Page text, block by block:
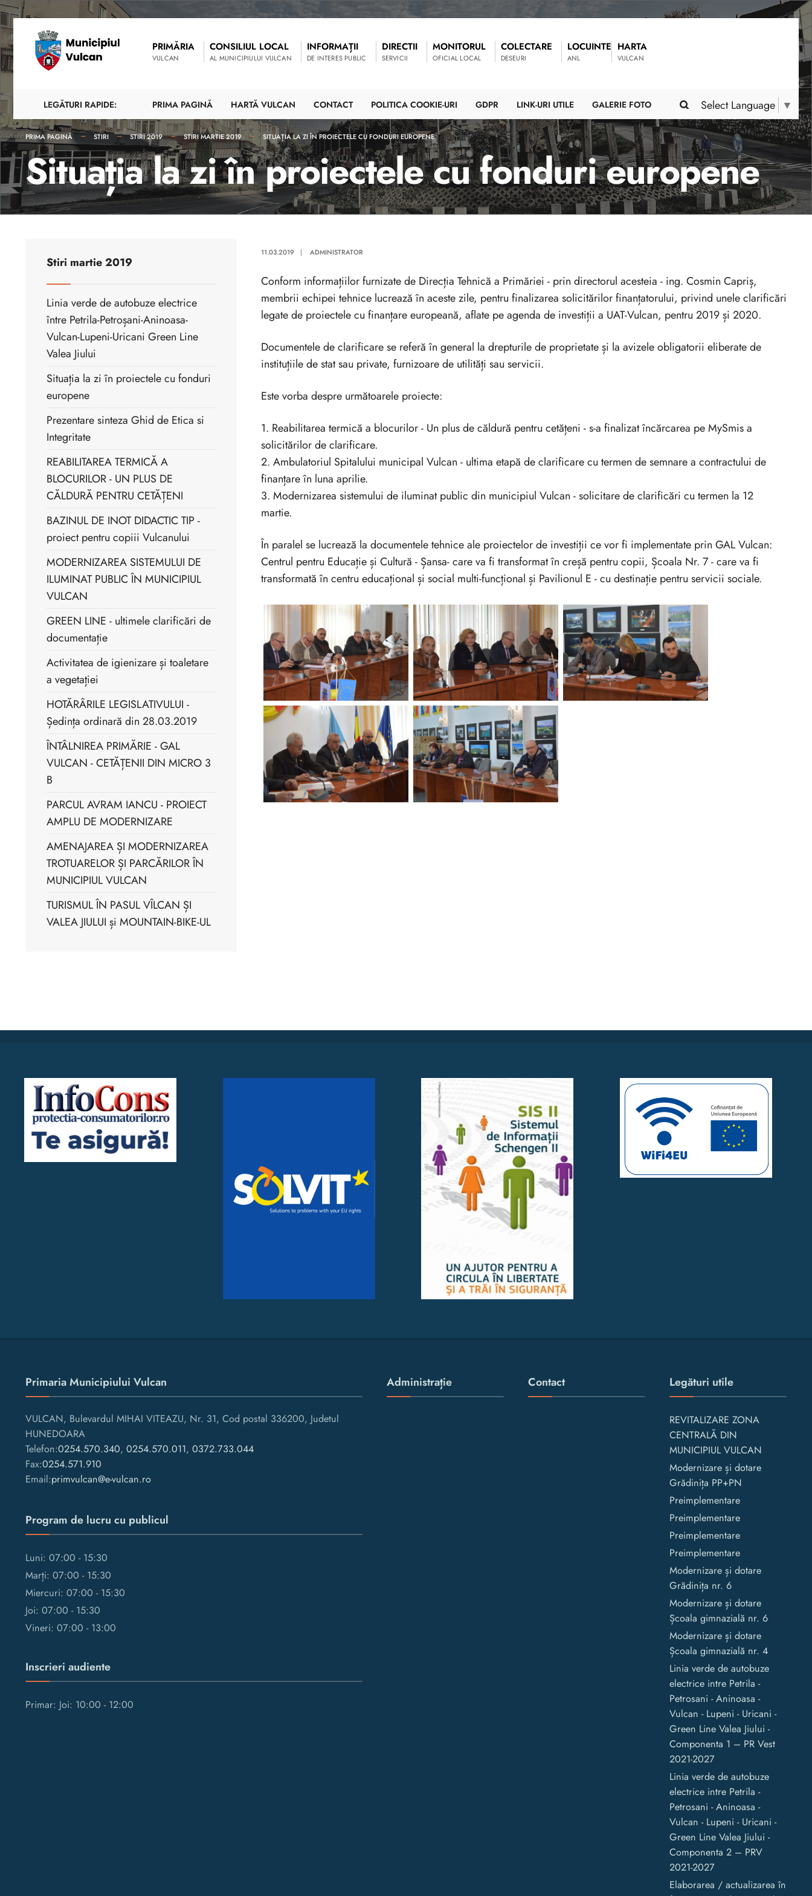
PRIMĂRIA
VULCAN
CONSILIUL LOCAL
AL MUNICIPIULUI VULCAN
INFORMAȚII
DE INTERES PUBLIC
DIRECTII
SERVICII
MONITORUL
OFICIAL LOCAL
COLECTARE
DESEURI
LOCUINTE
ANL
HARTA
VULCAN
Select Language ▼
LEGĂTURI RAPIDE: PRIMA PAGINĂ HARTĂ VULCAN CONTACT POLITICA COOKIE-URI GDPR LINK-URI UTILE GALERIE FOTO
PRIMA PAGINĂ STIRI STIRI 2019 STIRI MARTIE 2019 SITUAȚIA LA ZI ÎN PROIECTELE CU FONDURI EUROPENE
Situația la zi în proiectele cu fonduri europene
11.03.2019 | ADMINISTRATOR
Conform informațiilor furnizate de Direcția Tehnică a Primăriei - prin directorul acesteia - ing. Cosmin Capriș,
membrii echipei tehnice lucrează în aceste zile, pentru finalizarea solicitărilor finanțatorului, privind unele clarificări
legate de proiectele cu finanțare europeană, aflate pe agenda de investiții a UAT-Vulcan, pentru 2019 și 2020.
Documentele de clarificare se referă în general la drepturile de proprietate și la avizele obligatorii eliberate de
instituțiile de stat sau private, furnizoare de utilități sau servicii.
Este vorba despre următoarele proiecte:
1. Reabilitarea termică a blocurilor - Un plus de căldură pentru cetățeni - s-a finalizat încărcarea pe MySmis a
solicitărilor de clarificare.
2. Ambulatoriul Spitalului municipal Vulcan - ultima etapă de clarificare cu termen de semnare a contractului de
finanțare în luna aprilie.
3. Modernizarea sistemului de iluminat public din municipiul Vulcan - solicitare de clarificări cu termen la 12
martie.
În paralel se lucrează la documentele tehnice ale proiectelor de investiții ce vor fi implementate prin GAL Vulcan:
Centrul pentru Educație și Cultură - Șansa- care va fi transformat în creșă pentru copii, Școala Nr. 7 - care va fi
transformată în centru educațional și social multi-funcțional și Pavilionul E - cu destinație pentru servicii sociale.
Stiri martie 2019
Linia verde de autobuze electrice
între Petrila-Petroșani-Aninoasa-
Vulcan-Lupeni-Uricani Green Line
Valea Jiului
Situația la zi în proiectele cu fonduri
europene
Prezentare sinteza Ghid de Etica si
Integritate
REABILITAREA TERMICĂ A
BLOCURILOR - UN PLUS DE
CĂLDURĂ PENTRU CETĂȚENI
BAZINUL DE INOT DIDACTIC TIP -
proiect pentru copiii Vulcanului
MODERNIZAREA SISTEMULUI DE
ILUMINAT PUBLIC ÎN MUNICIPIUL
VULCAN
GREEN LINE - ultimele clarificări de
documentație
Activitatea de igienizare și toaletare
a vegetației
HOTĂRÂRILE LEGISLATIVULUI -
Ședința ordinară din 28.03.2019
ÎNTÂLNIREA PRIMĂRIE - GAL
VULCAN - CETĂȚENII DIN MICRO 3
B
PARCUL AVRAM IANCU - PROIECT
AMPLU DE MODERNIZARE
AMENAJAREA ȘI MODERNIZAREA
TROTUARELOR ȘI PARCĂRILOR ÎN
MUNICIPIUL VULCAN
TURISMUL ÎN PASUL VÎLCAN ȘI
VALEA JIULUI și MOUNTAIN-BIKE-UL
Primaria Municipiului Vulcan
VULCAN, Bulevardul MIHAI VITEAZU, Nr. 31, Cod postal 336200, Judetul
HUNEDOARA
Telefon:0254.570.340, 0254.570.011, 0372.733.044
Fax:0254.571.910
Email:primvulcan@e-vulcan.ro
Program de lucru cu publicul
Luni: 07:00 - 15:30
Marți: 07:00 - 15:30
Miercuri: 07:00 - 15:30
Joi: 07:00 - 15:30
Vineri: 07:00 - 13:00
Inscrieri audiente
Primar: Joi: 10:00 - 12:00
Administrație Contact Legături utile
REVITALIZARE ZONA
CENTRALĂ DIN
MUNICIPIUL VULCAN
Modernizare și dotare
Grădinița PP+PN
Preimplementare
Preimplementare
Preimplementare
Preimplementare
Modernizare și dotare
Grădinița nr. 6
Modernizare și dotare
Școala gimnazială nr. 6
Modernizare și dotare
Școala gimnazială nr. 4
Linia verde de autobuze
electrice intre Petrila -
Petrosani - Aninoasa -
Vulcan - Lupeni - Uricani -
Green Line Valea Jiului -
Componenta 1 – PR Vest
2021-2027
Linia verde de autobuze
electrice intre Petrila -
Petrosani - Aninoasa -
Vulcan - Lupeni - Uricani -
Green Line Valea Jiului -
Componenta 2 – PRV
2021-2027
Elaborarea / actualizarea în